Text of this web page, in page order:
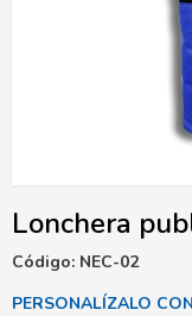
Lonchera
Código: NEC-02
PERSONALÍZALO